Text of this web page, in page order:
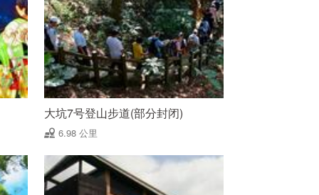
大坑7号登山步道(部分封闭)
6.98 公里